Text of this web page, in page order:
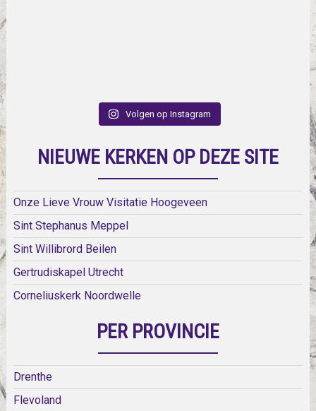
Volgen op Instagram
NIEUWE KERKEN OP DEZE SITE
Onze Lieve Vrouw Visitatie Hoogeveen
Sint Stephanus Meppel
Sint Willibrord Beilen
Gertrudiskapel Utrecht
Corneliuskerk Noordwelle
PER PROVINCIE
Drenthe
Flevoland